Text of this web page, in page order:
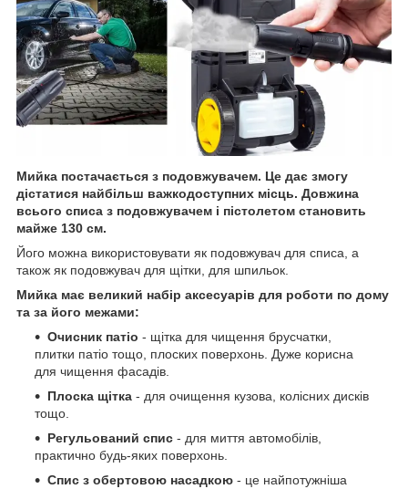
Мийка постачається з подовжувачем. Це дає змогу
дістатися найбільш важкодоступних місць. Довжина
всього списа з подовжувачем і пістолетом становить
майже 130 см.
Його можна використовувати як подовжувач для списа, а
також як подовжувач для щітки, для шпильок.
Мийка має великий набір аксесуарів для роботи по дому
та за його межами:
Очисник патіо - щітка для чищення брусчатки,
плитки патіо тощо, плоских поверхонь. Дуже корисна
для чищення фасадів.
Плоска щітка - для очищення кузова, колісних дисків
тощо.
Регульований спис - для миття автомобілів,
практично будь-яких поверхонь.
Спис з обертовою насадкою - це найпотужніша